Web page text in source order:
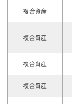
複合資産
複合資産
複合資産
複合資産